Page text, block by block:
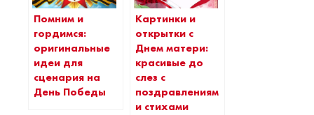
Помним и
гордимся:
оригинальные
идеи для
сценария на
День Победы
Картинки и
открытки с
Днем матери:
красивые до
слез с
поздравлениями
и стихами